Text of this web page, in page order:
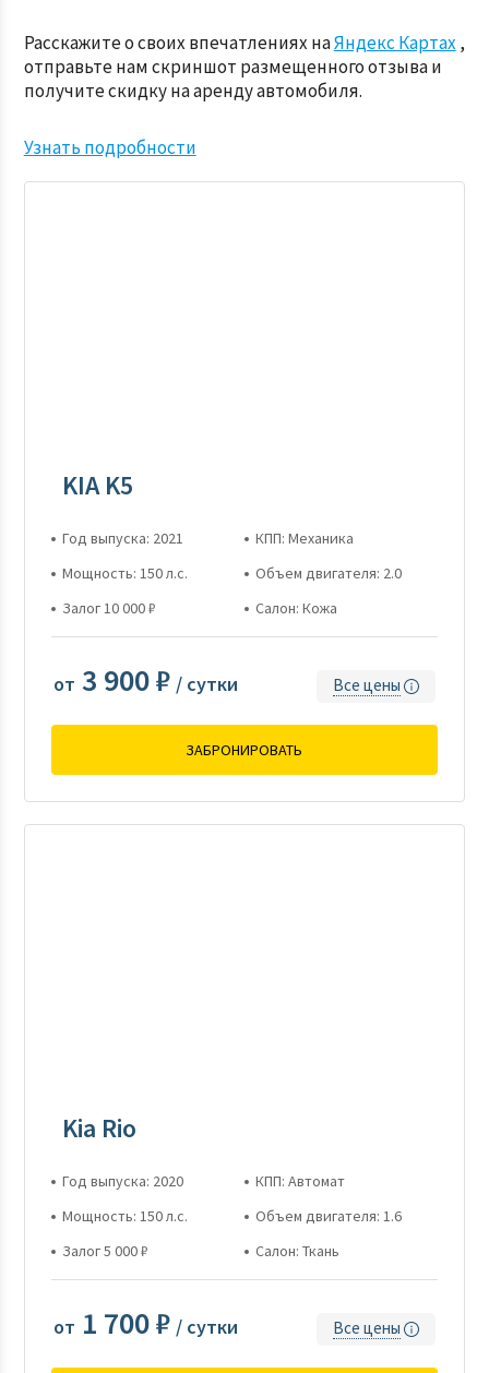
Расскажите о своих впечатлениях наЯндекс Картах,
отправьте нам скриншот размещенного отзыва и
получите скидку на аренду автомобиля.
Узнать подробности
KIA K5
Год выпуска: 2021
КПП: Механика
Мощность: 150 л.с.
Объем двигателя: 2.0
Залог 10 000 ₽
Салон: Кожа
от 3 900 ₽ / сутки Все цены
ЗАБРОНИРОВАТЬ
Kia Rio
Год выпуска: 2020
КПП: Автомат
Мощность: 150 л.с.
Объем двигателя: 1.6
Залог 5 000 ₽
Салон: Ткань
от 1 700 ₽ / сутки Все цены